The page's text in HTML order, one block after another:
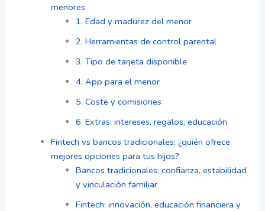
menores
1. Edad y madurez del menor
2. Herramientas de control parental
3. Tipo de tarjeta disponible
4. App para el menor
5. Coste y comisiones
6. Extras: intereses, regalos, educación
Fintech vs bancos tradicionales: ¿quién ofrece
mejores opciones para tus hijos?
Bancos tradicionales: confianza, estabilidad
y vinculación familiar
Fintech: innovación, educación financiera y